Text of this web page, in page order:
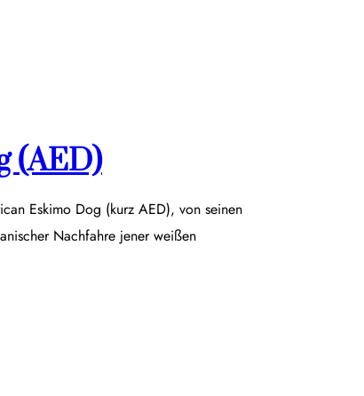
(AED)
Eskimo Dog (kurz AED), von seinen
Nachfahre jener weißen